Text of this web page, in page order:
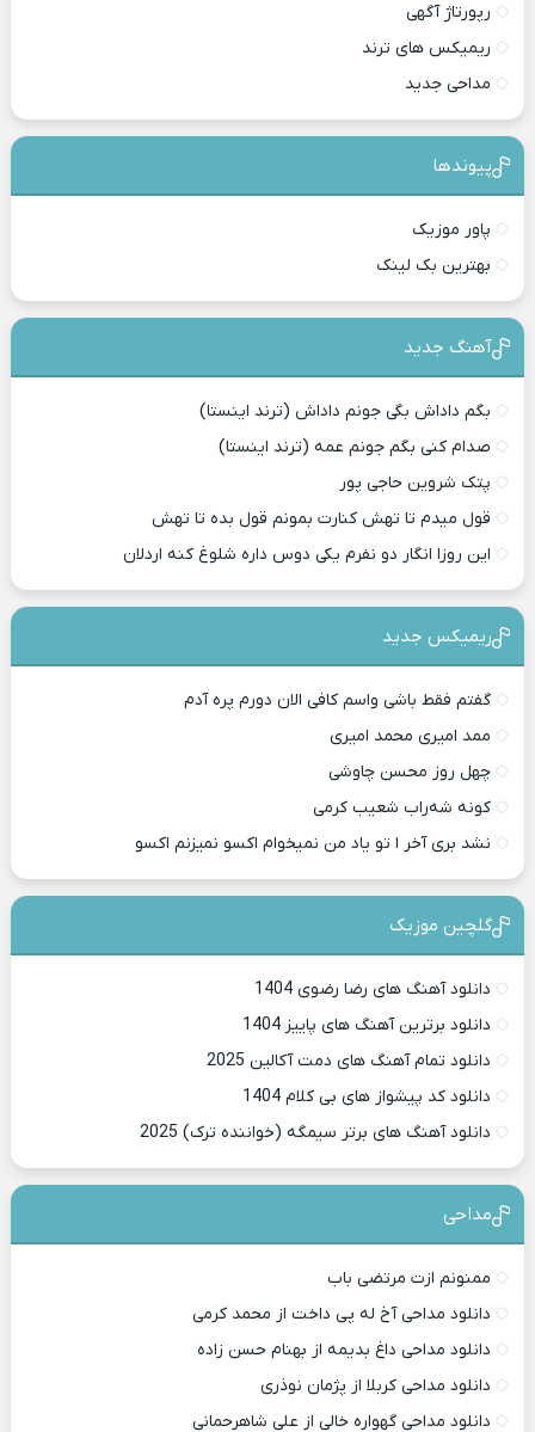
رپورتاژ آگهی
ریمیکس های ترند
مداحی جدید
پیوندها
پاور موزیک
بهترین بک لینک
آهنگ جدید
بگم داداش بگی جونم داداش (ترند اینستا)
صدام کنی بگم جونم عمه (ترند اینستا)
پتک شروین حاجی پور
قول میدم تا تهش کنارت بمونم قول بده تا تهش
این روزا انگار دو نفرم یکی دوس داره شلوغ کنه اردلان
ریمیکس جدید
گفتم فقط باشی واسم کافی الان دورم پره آدم
ممد امیری محمد امیری
چهل روز محسن چاوشی
کونه شه‌راب شعیب کرمی
نشد بری آخر ا تو یاد من نمیخوام اکسو نمیزنم اکسو
گلچین موزیک
دانلود آهنگ های رضا رضوی 1404
دانلود برترین آهنگ های پاییز 1404
دانلود تمام آهنگ های دمت آکالین 2025
دانلود کد پیشواز های بی کلام 1404
دانلود آهنگ های برتر سیمگه (خواننده ترک) 2025
مداحی
ممنونم ازت مرتضی باب
دانلود مداحی آخ له پی داخت از محمد کرمی
دانلود مداحی داغ بدیمه از بهنام حسن زاده
دانلود مداحی کربلا از پژمان نوذری
دانلود مداحی گهواره خالی از علی شاهرحمانی